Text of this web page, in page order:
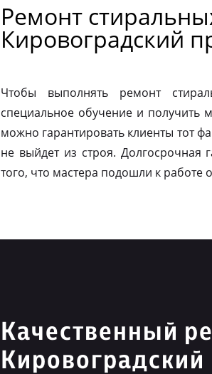
Ремонт
Кировоградский
Чтобы выполнять ремонт
специальное обучение и получить
можно гарантировать клиенты тот
не выйдет из строя. Долгосрочная
того, что мастера подошли к работе
Качественный
Кировоградский